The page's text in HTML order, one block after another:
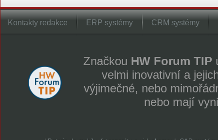
Kontakty redakce ERP systémy CRM systémy
Značkou HW Forum TIP
velmi inovativní a
výjimečné, nebo
nebo mají